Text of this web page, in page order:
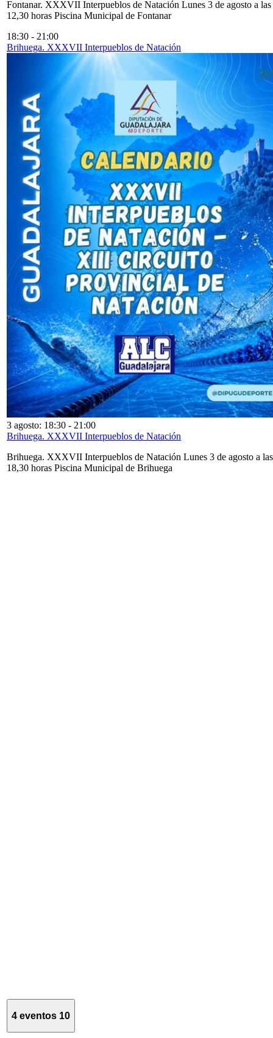
Fontanar. XXXVII Interpueblos de Natación Lunes 3 de agosto a las
12,30 horas Piscina Municipal de Fontanar
18:30 - 21:00
Brihuega. XXXVII Interpueblos de Natación
3 agosto: 18:30 - 21:00
Brihuega. XXXVII Interpueblos de Natación
Brihuega. XXXVII Interpueblos de Natación Lunes 3 de agosto a las
18,30 horas Piscina Municipal de Brihuega
4 eventos 10